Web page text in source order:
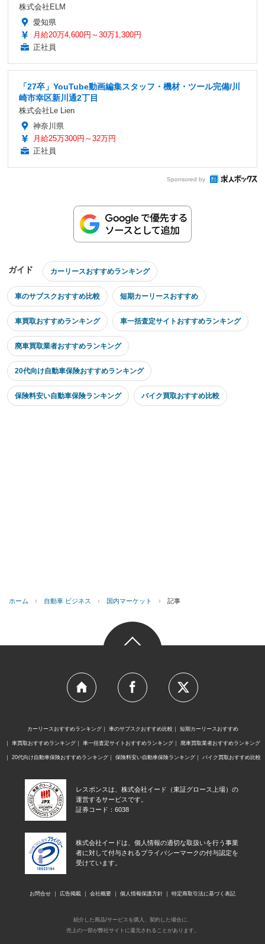
株式会社ELM
愛知県
月給20万4,600円～30万1,300円
正社員
「27卒」YouTube動画編集スタッフ・機材・ツール完備/川
崎市幸区新川通2丁目
株式会社Le Lien
神奈川県
月給25万300円～32万円
正社員
Sponsored by
ガイド カーリースおすすめランキング
車のサブスクおすすめ比較 短期カーリースおすすめ
車買取おすすめランキング 車一括査定サイトおすすめランキング
廃車買取業者おすすめランキング
20代向け自動車保険おすすめランキング
保険料安い自動車保険ランキング バイク買取おすすめ比較
ホーム › 自動車 ビジネス › 国内マーケット › 記事
カーリースおすすめランキング 車のサブスクおすすめ比較 短期カーリースおすすめ
車買取おすすめランキング 車一括査定サイトおすすめランキング 廃車買取業者おすすめランキング
20代向け自動車保険おすすめランキング 保険料安い自動車保険ランキング バイク買取おすすめ比較
レスポンスは、株式会社イード（東証グロース上場）の
運営するサービスです。
証券コード：6038
株式会社イードは、個人情報の適切な取扱いを行う事業
者に対して付与されるプライバシーマークの付与認定を
受けています。
お問合せ 広告掲載 会社概要 個人情報保護方針 特定商取引法に基づく表記
紹介した商品/サービスを購入、契約した場合に、
売上の一部が弊社サイトに還元されることがあります。